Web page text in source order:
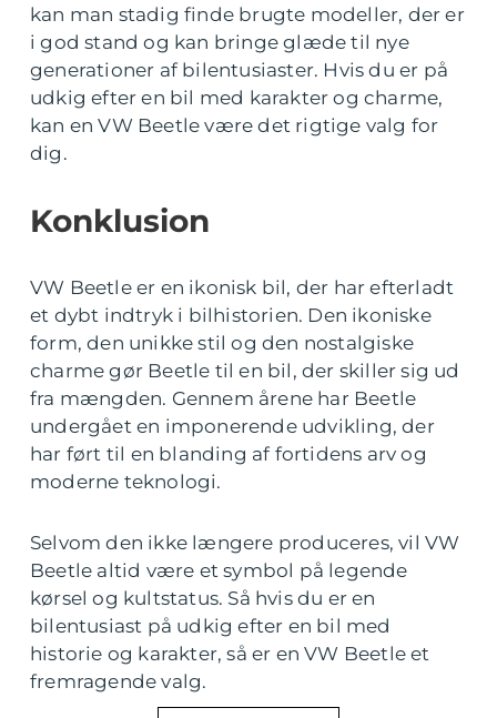
kan man stadig finde brugte modeller, der er
i god stand og kan bringe glæde til nye
generationer af bilentusiaster. Hvis du er på
udkig efter en bil med karakter og charme,
kan en VW Beetle være det rigtige valg for
dig.
Konklusion
VW Beetle er en ikonisk bil, der har efterladt
et dybt indtryk i bilhistorien. Den ikoniske
form, den unikke stil og den nostalgiske
charme gør Beetle til en bil, der skiller sig ud
fra mængden. Gennem årene har Beetle
undergået en imponerende udvikling, der
har ført til en blanding af fortidens arv og
moderne teknologi.
Selvom den ikke længere produceres, vil VW
Beetle altid være et symbol på legende
kørsel og kultstatus. Så hvis du er en
bilentusiast på udkig efter en bil med
historie og karakter, så er en VW Beetle et
fremragende valg.